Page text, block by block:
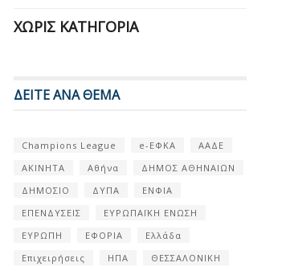
ΧΩΡΊΣ ΚΑΤΗΓΟΡΊΑ
ΔΕΙΤΕ ΑΝΑ ΘΕΜΑ
Champions League e-ΕΦΚΑ
ΑΑΔΕ
ΑΚΙΝΗΤΑ
Αθήνα
ΔΗΜΟΣ ΑΘΗΝΑΙΩΝ
ΔΗΜΟΣΙΟ
ΔΥΠΑ
ΕΝΦΙΑ
ΕΠΕΝΔΥΣΕΙΣ
ΕΥΡΩΠΑΪΚΗ ΕΝΩΣΗ
ΕΥΡΩΠΗ
ΕΦΟΡΙΑ
Ελλάδα
Επιχειρήσεις
ΗΠΑ
ΘΕΣΣΑΛΟΝΙΚΗ